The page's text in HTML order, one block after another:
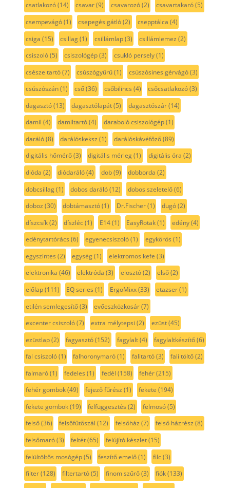
csatlakozó(14) csavar(9) csavarozó(2) csavartakaró(5)
csempevágó(1) csepegés gátló(2) csepptálca (4)
csiga (15) csillag(1) csillámlap(3) csillámlemez (2)
csiszoló(5) csiszológép(3) csukló persely(1)
csésze tartó(7) csúszógyűrű(1) csúszósines gérvágó(3)
csúszószán(1) cső(36) csőbilincs (4) csőcsatlakozó(3)
dagasztó(13) dagasztólapát(5) dagasztószár(14)
damil (4) damiltartó(4) daraboló csiszológép(1)
daráló(8) darálóskeksz (1) darálóskávéfőző(89)
digitális hőmérő(3) digitális mérleg(1) digitális óra (2)
dióda (2) diódaráló(4) dob(9) dobborda (2)
dobcsillag(1) dobos daráló(12) dobos szeletelő(6)
doboz (30) dobtámasztó(1) Dr.Fischer(1) dugó(2)
díszcsík(2) díszléc(1) E14(1) EasyRotak(1) edény(4)
edénytartórács (6) egyenecsiszoló(1) egykörös (1)
egyszintes (2) egység(1) elektromos kefe (3)
elektronika (46) elektróda (3) elosztó(2) első(2)
előlap(111) EQ series (1) ErgoMixx(33) etazser(1)
etilén semlegesítő(3) evőeszközkosár(7)
excenter csiszoló(7) extra mélytepsi (2) ezüst(45)
ezüstlap(2) fagyasztó(152) fagylalt(4) fagylaltkészítő(6)
fal csiszoló(1) falhoronymaró(1) falitartó(3) fali töltő(2)
falmaró(1) fedeles (1) fedél (158) fehér(215)
fehér gombok(49) fejező fűrész (1) fekete (194)
fekete gombok(19) felfüggesztés (2) felmosó(5)
felső(36) felsőfűtőszál (12) felsőház (7) felső házrész (8)
felsőmaró(3) feltét(65) felújító készlet(15)
felültöltős mosógép(5) feszítő emelő(1) filc(3)
filter(128) filtertartó(5) finom szűrő(3) fiók(133)